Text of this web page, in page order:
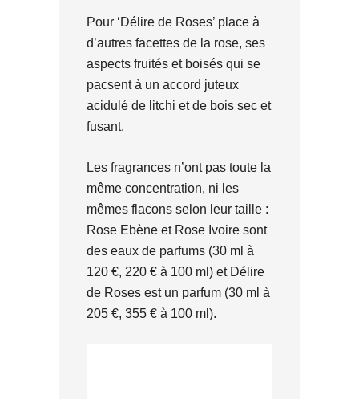
Pour ‘Délire de Roses’ place à
d’autres facettes de la rose, ses
aspects fruités et boisés qui se
pacsent à un accord juteux
acidulé de litchi et de bois sec et
fusant.
Les fragrances n’ont pas toute la
même concentration, ni les
mêmes flacons selon leur taille :
Rose Ebène et Rose Ivoire sont
des eaux de parfums (30 ml à
120 €, 220 € à 100 ml) et Délire
de Roses est un parfum (30 ml à
205 €, 355 € à 100 ml).